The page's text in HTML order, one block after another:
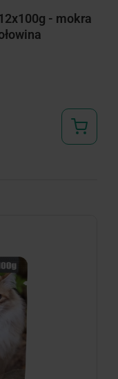
- mokra